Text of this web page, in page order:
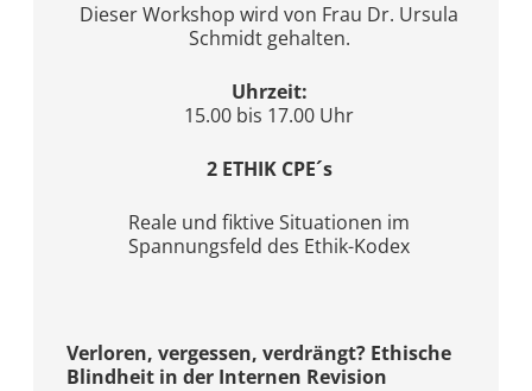
Dieser Workshop wird von Frau Dr. Ursula
Schmidt gehalten.
Uhrzeit:
15.00 bis 17.00 Uhr
2 ETHIK CPE´s
Reale und fiktive Situationen im
Spannungsfeld des Ethik-Kodex
Verloren, vergessen, verdrängt? Ethische
Blindheit in der Internen Revision